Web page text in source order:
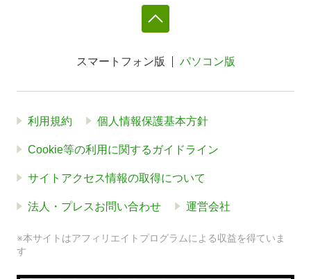
スマートフォン版 パソコン版
利用規約 個人情報保護基本方針
Cookie等の利用に関するガイドライン
サイトアクセス情報の取得について
法人・プレスお問い合わせ 運営会社
※本サイトはアフィリエイトプログラムによる収益を得ていま
す